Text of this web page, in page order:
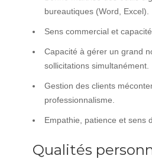
bureautiques (Word, Excel).
Sens commercial et
Capacité à gérer un grand
sollicitations simultanément.
Gestion des clients
professionnalisme.
Empathie, patience et sens
Qualités